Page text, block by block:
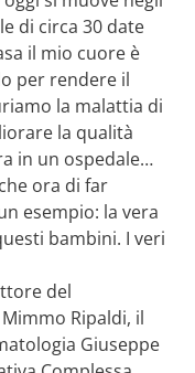
di circa 30 date
il mio cuore è
per rendere il
la malattia di
la qualità
in un ospedale…
ora di far
esempio: la vera
bambini. I veri
del
Ripaldi, il
Giuseppe